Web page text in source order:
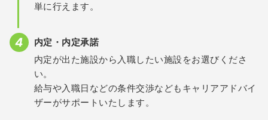
単に行えます。
内定・内定承諾
内定が出た施設から入職したい施設をお選びくださ
い。
給与や入職日などの条件交渉などもキャリアアドバイ
ザーがサポートいたします。